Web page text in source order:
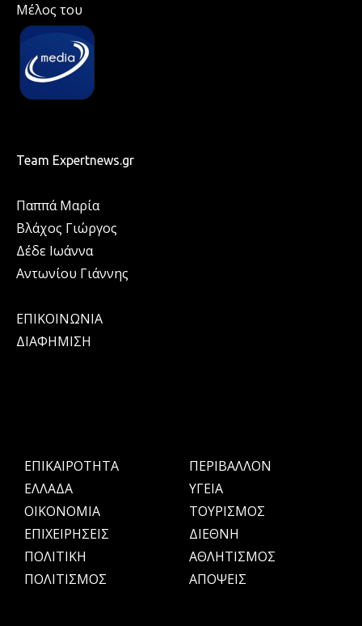
Μέλος του
Team Expertnews.gr
Παππά Μαρία
Βλάχος Γιώργος
Δέδε Ιωάννα
Αντωνίου Γιάννης
ΕΠΙΚΟΙΝΩΝΙΑ
ΔΙΑΦΗΜΙΣΗ
ΕΠΙΚΑΙΡΟΤΗΤΑ
ΕΛΛΑΔΑ
OIKONOMIA
ΕΠΙΧΕΙΡΗΣΕΙΣ
ΠΟΛΙΤΙΚΗ
ΠΟΛΙΤΙΣΜΟΣ
ΠΕΡΙΒΑΛΛΟΝ
ΥΓΕΙΑ
ΤΟΥΡΙΣΜΟΣ
ΔΙΕΘΝΗ
ΑΘΛΗΤΙΣΜΟΣ
ΑΠΟΨΕΙΣ